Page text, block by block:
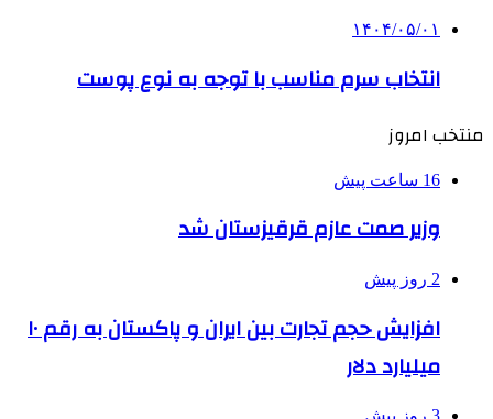
۱۴۰۴/۰۵/۰۱
انتخاب سرم مناسب با توجه به نوع پوست
منتخب امروز
16 ساعت پیش
وزیر صمت عازم قرقیزستان شد
2 روز پیش
افزایش حجم تجارت بین ایران و پاکستان به رقم ۱۰
میلیارد دلار